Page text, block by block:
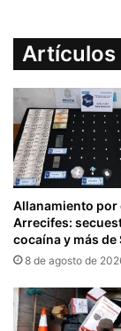
Artículos
Allanamiento por
Arrecifes:
cocaína y más
8 de agosto de